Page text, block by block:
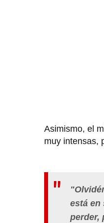
Asimismo, el
muy intensas,
está en
perder,